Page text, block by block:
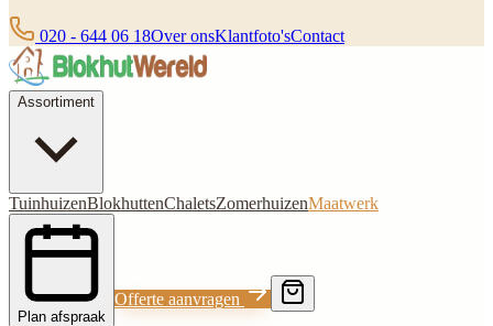
020 - 644 06 18Over onsKlantfoto'sContact
Assortiment
TuinhuizenBlokhuttenChaletsZomerhuizenMaatwerk
Plan afspraak
Offerte aanvragen